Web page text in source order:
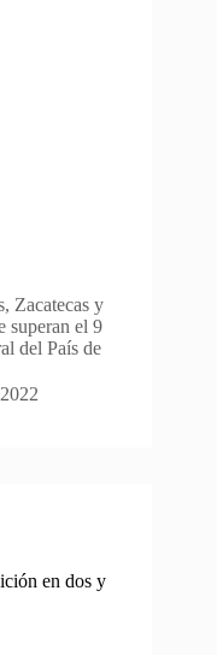
Zacatecas y
superan el 9
del País de
en dos y